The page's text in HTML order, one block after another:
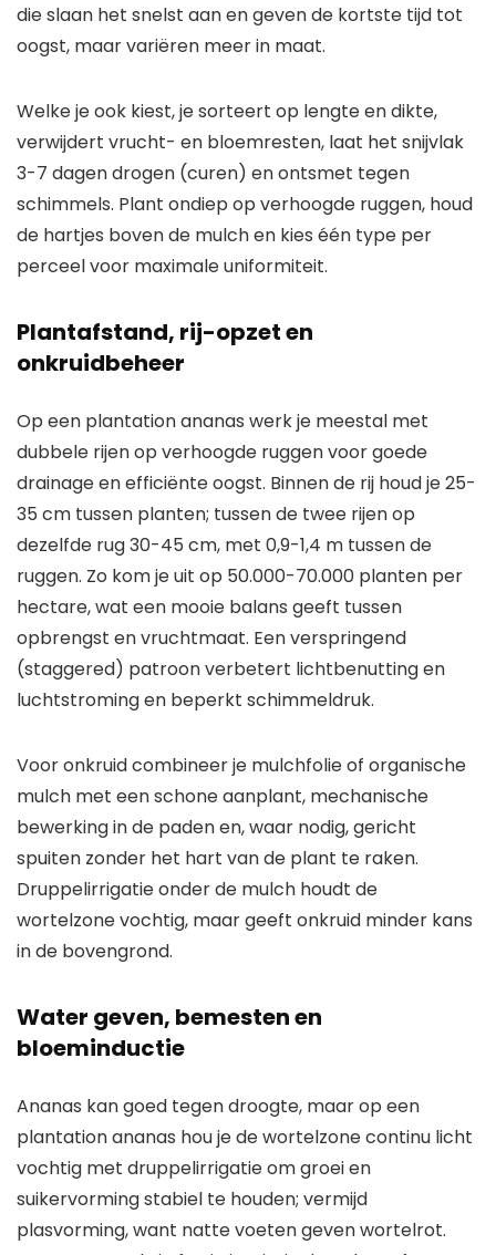
die slaan het snelst aan en geven de kortste tijd tot
oogst, maar variëren meer in maat.
Welke je ook kiest, je sorteert op lengte en dikte,
verwijdert vrucht- en bloemresten, laat het snijvlak
3-7 dagen drogen (curen) en ontsmet tegen
schimmels. Plant ondiep op verhoogde ruggen, houd
de hartjes boven de mulch en kies één type per
perceel voor maximale uniformiteit.
Plantafstand, rij-opzet en
onkruidbeheer
Op een plantation ananas werk je meestal met
dubbele rijen op verhoogde ruggen voor goede
drainage en efficiënte oogst. Binnen de rij houd je 25-
35 cm tussen planten; tussen de twee rijen op
dezelfde rug 30-45 cm, met 0,9-1,4 m tussen de
ruggen. Zo kom je uit op 50.000-70.000 planten per
hectare, wat een mooie balans geeft tussen
opbrengst en vruchtmaat. Een verspringend
(staggered) patroon verbetert lichtbenutting en
luchtstroming en beperkt schimmeldruk.
Voor onkruid combineer je mulchfolie of organische
mulch met een schone aanplant, mechanische
bewerking in de paden en, waar nodig, gericht
spuiten zonder het hart van de plant te raken.
Druppelirrigatie onder de mulch houdt de
wortelzone vochtig, maar geeft onkruid minder kans
in de bovengrond.
Water geven, bemesten en
bloeminductie
Ananas kan goed tegen droogte, maar op een
plantation ananas hou je de wortelzone continu licht
vochtig met druppelirrigatie om groei en
suikervorming stabiel te houden; vermijd
plasvorming, want natte voeten geven wortelrot.